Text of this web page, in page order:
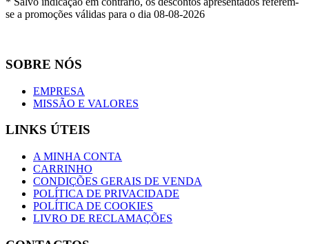
se a promoções válidas para o dia 08-08-2026
SOBRE NÓS
EMPRESA
MISSÃO E VALORES
LINKS ÚTEIS
A MINHA CONTA
CARRINHO
CONDIÇÕES GERAIS DE VENDA
POLÍTICA DE PRIVACIDADE
POLÍTICA DE COOKIES
LIVRO DE RECLAMAÇÕES